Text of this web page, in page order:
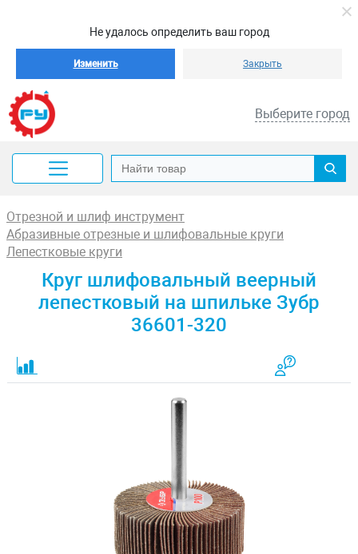
Не удалось определить ваш город
Изменить Закрыть
Выберите город
Отрезной и шлиф инструмент
Абразивные отрезные и шлифовальные круги
Лепестковые круги
Круг шлифовальный веерный
лепестковый на шпильке Зубр
36601-320